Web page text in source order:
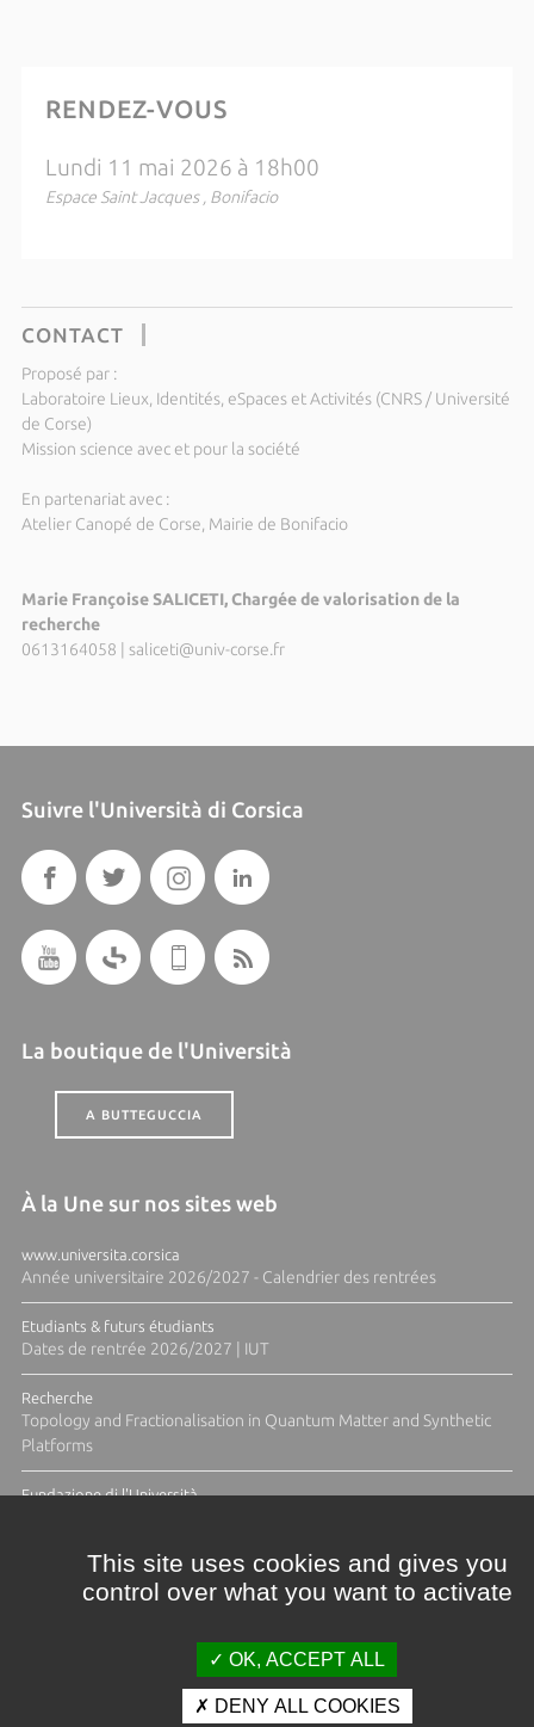
RENDEZ-VOUS
Lundi 11 mai 2026 à 18h00
Espace Saint Jacques , Bonifacio
CONTACT
Proposé par :
Laboratoire Lieux, Identités, eSpaces et Activités (CNRS / Université
de Corse)
Mission science avec et pour la société
En partenariat avec :
Atelier Canopé de Corse, Mairie de Bonifacio
Marie Françoise SALICETI, Chargée de valorisation de la
recherche
0613164058
saliceti@univ-corse.fr
Suivre l'Università di Corsica
La boutique de l'Università
A BUTTEGUCCIA
À la Une sur nos sites web
www.universita.corsica
Année universitaire 2026/2027 - Calendrier des rentrées
Etudiants & futurs étudiants
Dates de rentrée 2026/2027 | IUT
Recherche
Topology and Fractionalisation in Quantum Matter and Synthetic
Platforms
Fundazione di l'Università
This site uses cookies and gives you
control over what you want to activate
OK, ACCEPT ALL
DENY ALL COOKIES